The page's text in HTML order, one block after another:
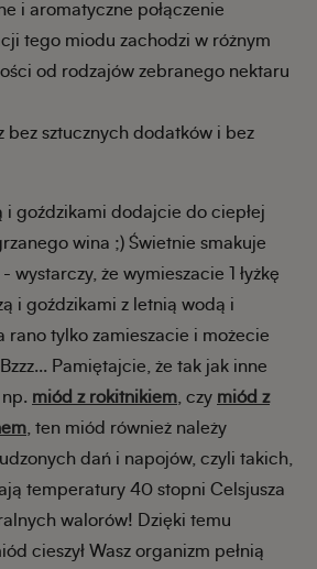
i aromatyczne połączenie
tego miodu zachodzi w różnym
od rodzajów zebranego nektaru
bez sztucznych dodatków i bez
i goździkami dodajcie do ciepłej
wina ;) Świetnie smakuje
wystarczy, że wymieszacie 1 łyżkę
i goździkami z letnią wodą i
rano tylko zamieszacie i możecie
Pamiętajcie, że tak jak inne
np. miód z rokitnikiem , czy miód z
, ten miód również należy
dań i napojów, czyli takich,
temperatury 40 stopni Celsjusza
walorów! Dzięki temu
cieszył Wasz organizm pełnią